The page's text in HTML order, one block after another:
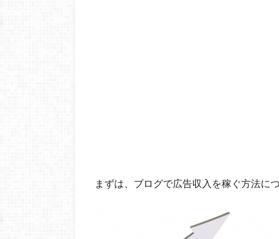
まずは、ブログで広告収入を稼ぐ方法に